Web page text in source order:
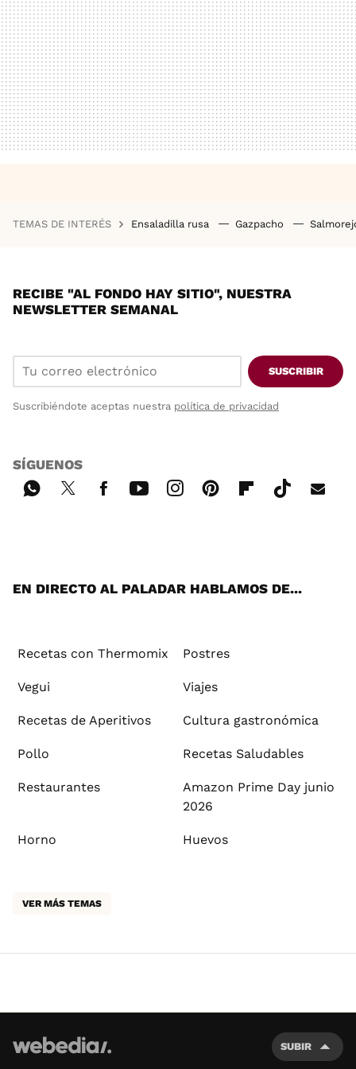
TEMAS DE INTERÉS Ensaladilla rusa Gazpacho
RECIBE "AL FONDO HAY SITIO", NUESTRA
NEWSLETTER SEMANAL
SUSCRIBIR
Suscribiéndote aceptas nuestra política de privacidad
SÍGUENOS
EN DIRECTO AL PALADAR HABLAMOS DE...
Recetas con Thermomix Postres
Vegui Viajes
Recetas de Aperitivos Cultura gastronómica
Pollo Recetas Saludables
Restaurantes
Amazon Prime Day junio
2026
Horno Huevos
VER MÁS TEMAS
SUBIR